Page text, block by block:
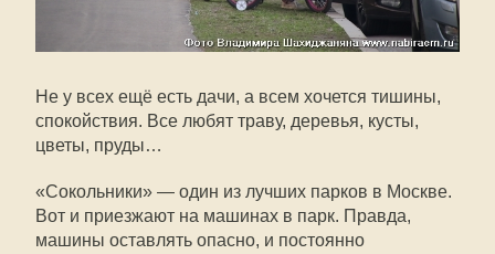
Не у всех ещё есть дачи, а всем хочется тишины,
спокойствия. Все любят траву, деревья, кусты,
цветы, пруды…
«Сокольники» — один из лучших парков в Москве.
Вот и приезжают на машинах в парк. Правда,
машины оставлять опасно, и постоянно